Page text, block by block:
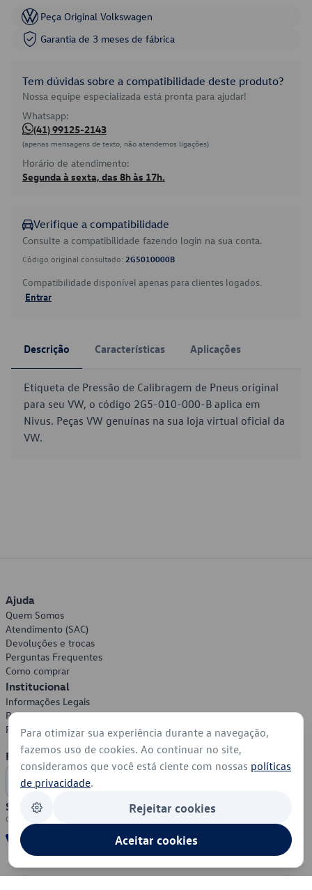
Peça Original Volkswagen
Garantia de 3 meses de fábrica
Tem dúvidas sobre a compatibilidade deste produto?
Nossa equipe especializada está pronta para ajudar!
Whatsapp:
(41) 99125-2143
(apenas mensagens de texto, não atendemos ligações)
Horário de atendimento:
Segunda à sexta, das 8h às 17h.
Verifique a compatibilidade
Consulte a compatibilidade fazendo login na sua conta.
Código original consultado: 2G5010000B
Compatibilidade disponível apenas para clientes logados.
Entrar
Descrição Características Aplicações
Etiqueta de Pressão de Calibragem de Pneus original
para seu VW, o código 2G5-010-000-B aplica em
Nivus. Peças VW genuínas na sua loja virtual oficial da
VW.
Ajuda
Quem Somos
Atendimento (SAC)
Devoluções e trocas
Perguntas Frequentes
Como comprar
Institucional
Informações Legais
Política de Privacidade
Política de Cookies
Formas de Pagamento
Segurança
Para otimizar sua experiência durante a navegação,
fazemos uso de cookies. Ao continuar no site,
consideramos que você está ciente com nossas políticas
de privacidade.
Rejeitar cookies
Aceitar cookies